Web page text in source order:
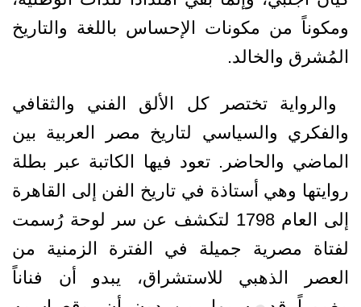
ومكوناً من مكونات ‏الإحساس باللغة والتاريخ
المُشرق والخالد.‏ ‎
‎ والرواية تختصر كل الألق الفني والثقافي
والفكري والسياسي لتاريخ مصر العربية بين
‏الماضي والحاضر. تعود فيها الكاتبة عبر بطلة
روايتها وهي أستاذة في تاريخ الفن إلى ‏القاهرة
إلى العام 1798 لتكشف عن سر لوحة رُسمت
لفتاة مصرية جميلة في الفترة ‏الزمنية من
العصر الذهبي للاستشراق، يبدو أن فناناً